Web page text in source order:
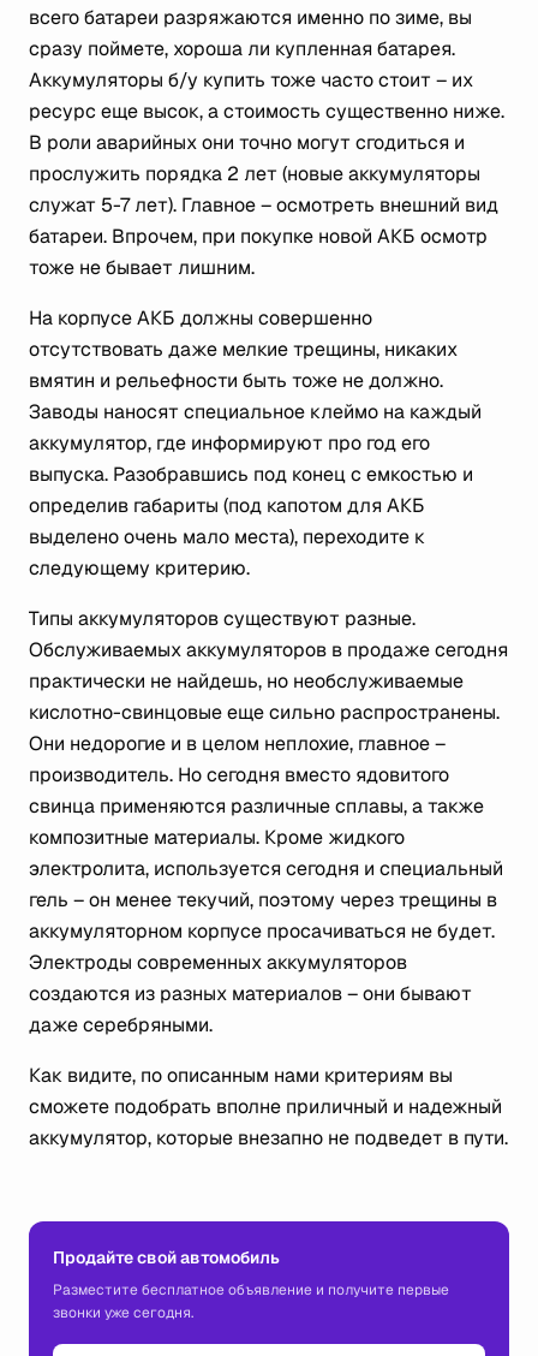
всего батареи разряжаются именно по зиме, вы
сразу поймете, хороша ли купленная батарея.
Аккумуляторы б/у купить тоже часто стоит – их
ресурс еще высок, а стоимость существенно ниже.
В роли аварийных они точно могут сгодиться и
прослужить порядка 2 лет (новые аккумуляторы
служат 5-7 лет). Главное – осмотреть внешний вид
батареи. Впрочем, при покупке новой АКБ осмотр
тоже не бывает лишним.
На корпусе АКБ должны совершенно
отсутствовать даже мелкие трещины, никаких
вмятин и рельефности быть тоже не должно.
Заводы наносят специальное клеймо на каждый
аккумулятор, где информируют про год его
выпуска. Разобравшись под конец с емкостью и
определив габариты (под капотом для АКБ
выделено очень мало места), переходите к
следующему критерию.
Типы аккумуляторов существуют разные.
Обслуживаемых аккумуляторов в продаже сегодня
практически не найдешь, но необслуживаемые
кислотно-свинцовые еще сильно распространены.
Они недорогие и в целом неплохие, главное –
производитель. Но сегодня вместо ядовитого
свинца применяются различные сплавы, а также
композитные материалы. Кроме жидкого
электролита, используется сегодня и специальный
гель – он менее текучий, поэтому через трещины в
аккумуляторном корпусе просачиваться не будет.
Электроды современных аккумуляторов
создаются из разных материалов – они бывают
даже серебряными.
Как видите, по описанным нами критериям вы
сможете подобрать вполне приличный и надежный
аккумулятор, которые внезапно не подведет в пути.
Продайте свой автомобиль
Разместите бесплатное объявление и получите первые
звонки уже сегодня.